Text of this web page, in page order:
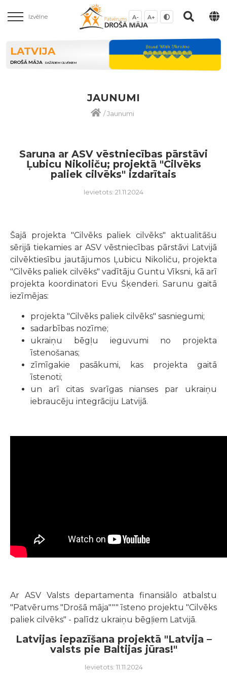
Izvēlne A- A+
LATVIJA
DROŠĀ MĀJA DAŽĀDIEM CILVĒKIEM
JAUNUMI
/Jaunumi
Saruna ar ASV vēstniecības pārstāvi
Ļubicu Nikoliču; projektā "Cilvēks
paliek cilvēks" izdarītais
Ievietots: 21.11.2024
Šajā projekta "Cilvēks paliek cilvēks" aktualitāšu
sērijā tiekamies ar ASV vēstniecības pārstāvi Latvijā
cilvēktiesību jautājumos Ļubicu Nikoliču, projekta
"Cilvēks paliek cilvēks" vadītāju Guntu Vīksni, kā arī
projekta koordinatori Evu Šķenderi. Sarunu gaitā
iezīmējas:
projekta "Cilvēks paliek cilvēks" sasniegumi;
sadarbības nozīme;
ukraiņu bēgļu ieguvumi no projekta
īstenošanas;
zīmīgakie pasākumi, kas projekta gaitā
īstenoti;
un arī citas svarīgas nianses par ukraiņu
iebraucēju integrāciju Latvijā.
Ar ASV Valsts departamenta finansiālo atbalstu
"Patvērums "Drošā māja""" īsteno projektu "Cilvēks
paliek cilvēks" - palīdz ukraiņu bēgļiem Latvijā.
Latvijas iepazīšana projektā "Latvija –
valsts pie Baltijas jūras!"
Ievietots: 11.11.2024